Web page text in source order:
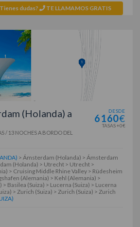
dudas? TE LLAMAMOS GRATIS
(Holanda) a
/ 13 NOCHESA BORDO DEL
DESDE
6160€
TASAS +0€
> Ámsterdam (Holanda) > Ámsterdam
(Holanda) > Utrecht > Utrecht >
> Cruising Middle Rhine Valley > Rüdesheim
(Alemania) > Kehl (Alemania) >
Basilea (Suiza) > Lucerna (Suiza) > Lucerna
> Zurich (Suiza) > Zurich (Suiza) > Zurich